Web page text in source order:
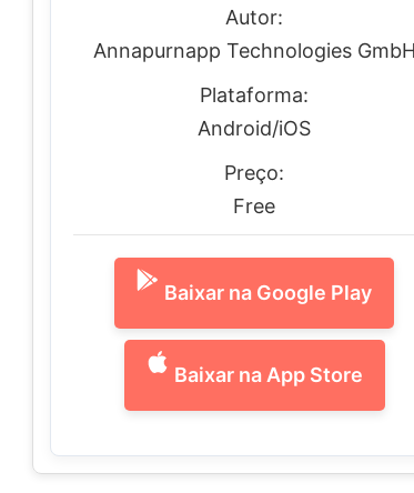
Autor:
Annapurnapp Technologies GmbH
Plataforma:
Android/iOS
Preço:
Free
Baixar na Google Play
Baixar na App Store